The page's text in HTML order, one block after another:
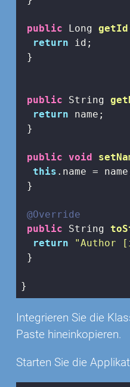
public Long getId
return id;
}
public String
return name;
}
public void
this .name =
}
@Override
public String
return
"Author
}
}
Integrieren Sie die
Paste hineinkopieren.
Starten Sie die